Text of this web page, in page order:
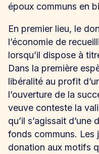
époux communs en
En premier lieu, le
l’économie de
lorsqu’il dispose à
Dans la première
libéralité au profit
l’ouverture de la
veuve conteste la
qu’il s’agissait
fonds communs. Les
donation aux motifs